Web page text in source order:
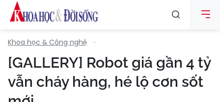
Khoa học & Công nghệ
[GALLERY] Robot giá gần 4 tỷ
vẫn cháy hàng, hé lộ cơn sốt